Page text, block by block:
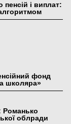
і виплат:
фонд
школяра»
Романько
облради